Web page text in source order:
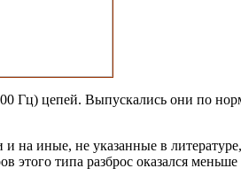
Гц) цепей. Выпускались они по
на иные, не указанные в
этого типа разброс оказался